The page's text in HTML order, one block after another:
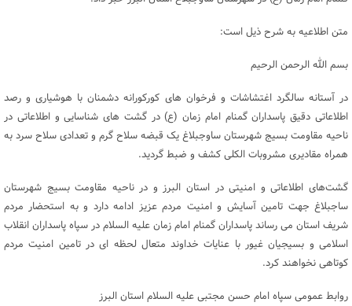
متن اطلاعیه به شرح ذیل است:
بسم الله الرحمن الرحیم
در آستانه سالگرد اغتشاشات و فرخوان های کورکورانه دشمنان با هوشیاری و رصد
اطلاعاتی دقیق پاسداران گمنام امام زمان (ع) در گشت های شناسایی و اطلاعاتی در
ناحیه مقاومت بسیج شهرستان ساوجبلاغ یک قبضه سلاح گرم و تعدادی سلاح سرد به
همراه مقادیری مشروبات الکلی کشف و ضبط گردید.
گشت‌های اطلاعاتی و امنیتی در استان البرز و در ناحیه مقاومت بسیج شهرستان
ساجبلاغ جهت تامین آسایش و امنیت مردم عزیز ادامه دارد و به استحضار مردم
شریف استان می رساند پاسداران گمنام امام زمان علیه السلام در سپاه پاسداران انقلاب
اسلامی و بسیجیان غیور با عنایات خداوند متعال لحظه ای در تامین امنیت مردم
کوتاهی نخواهند کرد.
روابط عمومی سپاه امام حسن مجتبی علیه السلام استان البرز